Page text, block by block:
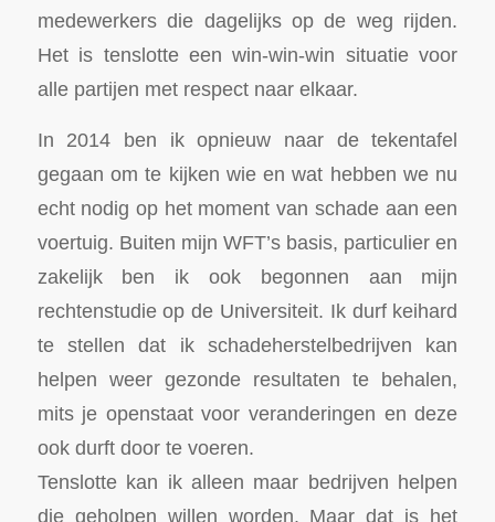
medewerkers die dagelijks op de weg rijden.
Het is tenslotte een win-win-win situatie voor
alle partijen met respect naar elkaar.
In 2014 ben ik opnieuw naar de tekentafel
gegaan om te kijken wie en wat hebben we nu
echt nodig op het moment van schade aan een
voertuig. Buiten mijn WFT’s basis, particulier en
zakelijk ben ik ook begonnen aan mijn
rechtenstudie op de Universiteit. Ik durf keihard
te stellen dat ik schadeherstelbedrijven kan
helpen weer gezonde resultaten te behalen,
mits je openstaat voor veranderingen en deze
ook durft door te voeren.
Tenslotte kan ik alleen maar bedrijven helpen
die geholpen willen worden. Maar dat is het